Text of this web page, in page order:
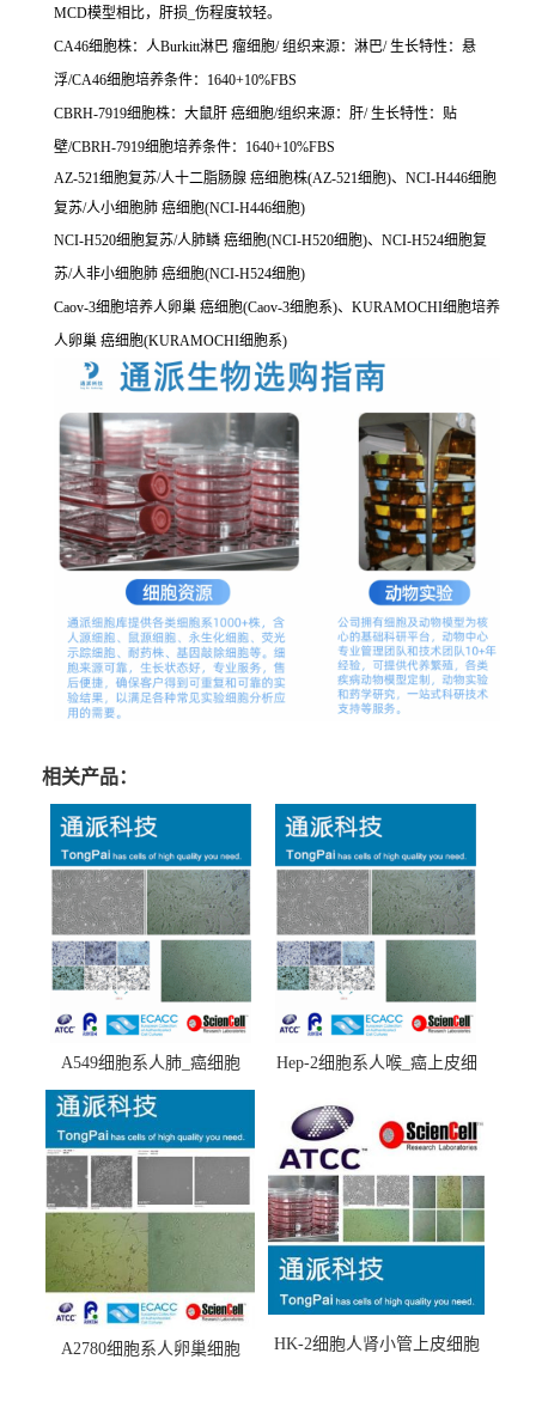
MCD模型相比，肝损_伤程度较轻。
CA46细胞株：人Burkitt淋巴 瘤细胞/ 组织来源：淋巴/ 生长特性：悬
浮/CA46细胞培养条件：1640+10%FBS
CBRH-7919细胞株：大鼠肝 癌细胞/组织来源：肝/ 生长特性：贴
壁/CBRH-7919细胞培养条件：1640+10%FBS
AZ-521细胞复苏/人十二脂肠腺 癌细胞株(AZ-521细胞)、NCI-H446细胞
复苏/人小细胞肺 癌细胞(NCI-H446细胞)
NCI-H520细胞复苏/人肺鳞 癌细胞(NCI-H520细胞)、NCI-H524细胞复
苏/人非小细胞肺 癌细胞(NCI-H524细胞)
Caov-3细胞培养人卵巢 癌细胞(Caov-3细胞系)、KURAMOCHI细胞培养
人卵巢 癌细胞(KURAMOCHI细胞系)
相关产品：
A549细胞系人肺_癌细胞
(A549细胞)
Hep-2细胞系人喉_癌上皮细
A2780细胞系人卵巢细胞
HK-2细胞人肾小管上皮细胞